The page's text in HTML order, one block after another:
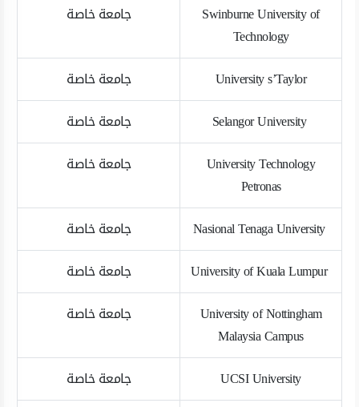
Swinburne University of
Technology
جامعة خاصة
University s’Taylor
جامعة خاصة
Selangor University
جامعة خاصة
University Technology
Petronas
جامعة خاصة
Nasional Tenaga University
جامعة خاصة
University of Kuala Lumpur
جامعة خاصة
University of Nottingham
Malaysia Campus
جامعة خاصة
UCSI University
جامعة خاصة